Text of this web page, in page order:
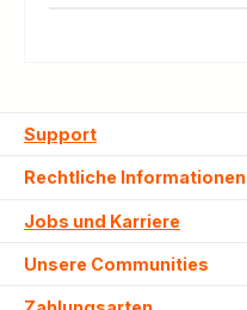
Support
Rechtliche Informationen
Jobs und Karriere
Unsere Communities